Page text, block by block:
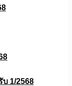
บ 1/2568